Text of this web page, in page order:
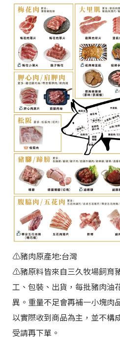
⚠️豬肉原產地:台灣
⚠️豬原料皆來自三久牧場飼育
工、包裝、出貨，每批豬肉油
異。重量不足會再補一小塊肉
以實際收到商品為主，並不構
受請再下單。